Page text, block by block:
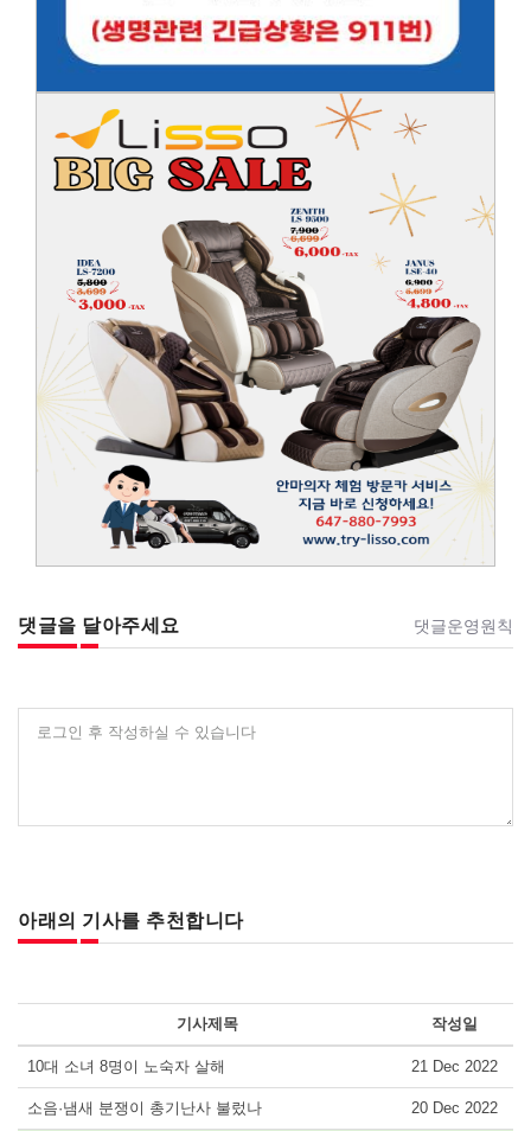
댓글을 달아주세요 댓글운영원칙
로그인 후 작성하실 수 있습니다
아래의 기사를 추천합니다
기사제목 작성일
10대 소녀 8명이 노숙자 살해 21 Dec 2022
소음·냄새 분쟁이 총기난사 불렀나 20 Dec 2022